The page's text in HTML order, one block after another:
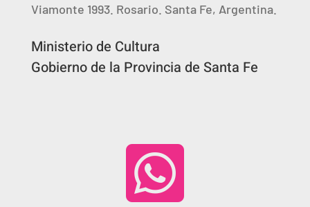
Viamonte 1993. Rosario. Santa Fe, Argentina.
Ministerio de Cultura
Gobierno de la Provincia de Santa Fe
